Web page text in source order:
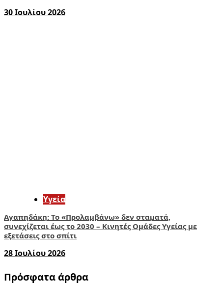
30 Ιουλίου 2026
Υγεία
Αγαπηδάκη: Το «Προλαμβάνω» δεν σταματά,
συνεχίζεται έως το 2030 – Κινητές Ομάδες Υγείας με
εξετάσεις στο σπίτι
28 Ιουλίου 2026
Πρόσφατα άρθρα